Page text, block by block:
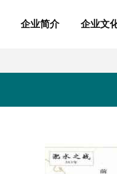
企业简介 企业文